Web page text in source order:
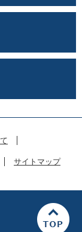
サイトマップ